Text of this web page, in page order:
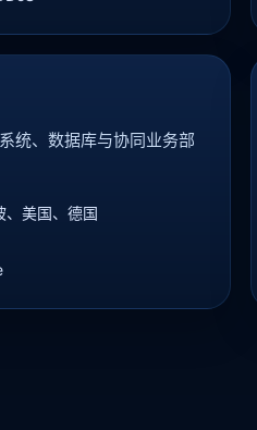
统、数据库与协同业务部
、美国、德国